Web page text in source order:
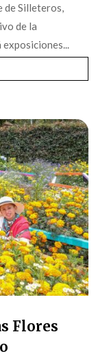
de Silleteros,
de la
Flores